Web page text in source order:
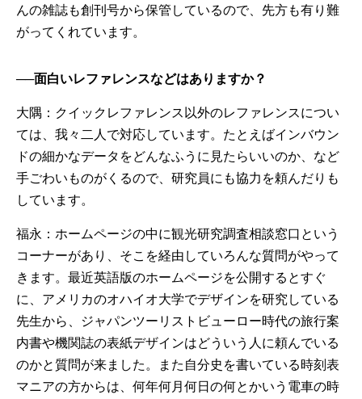
んの雑誌も創刊号から保管しているので、先方も有り難
がってくれています。
──面白いレファレンスなどはありますか？
大隅：クイックレファレンス以外のレファレンスについ
ては、我々二人で対応しています。たとえばインバウン
ドの細かなデータをどんなふうに見たらいいのか、など
手ごわいものがくるので、研究員にも協力を頼んだりも
しています。
福永：ホームページの中に観光研究調査相談窓口という
コーナーがあり、そこを経由していろんな質問がやって
きます。最近英語版のホームページを公開するとすぐ
に、アメリカのオハイオ大学でデザインを研究している
先生から、ジャパンツーリストビューロー時代の旅行案
内書や機関誌の表紙デザインはどういう人に頼んでいる
のかと質問が来ました。また自分史を書いている時刻表
マニアの方からは、何年何月何日の何とかいう電車の時